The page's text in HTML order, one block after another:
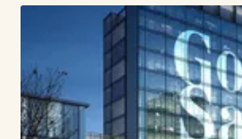
USD Coin TetherUS
USDT
TRON TetherUS